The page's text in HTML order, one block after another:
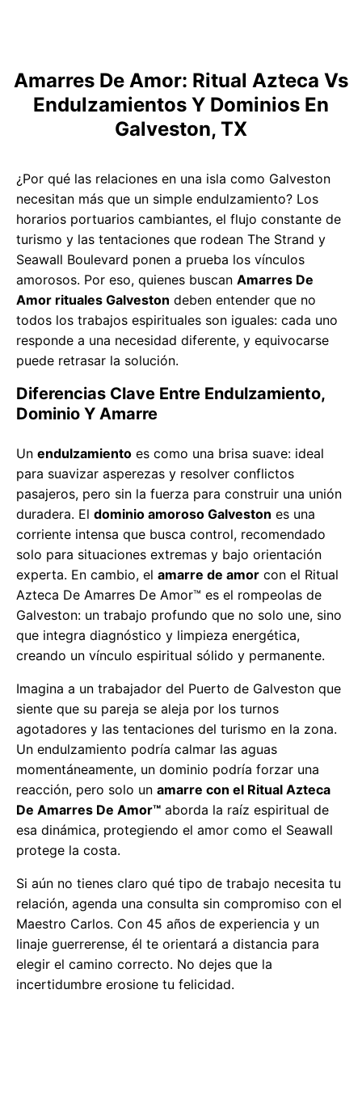
Amarres De Amor: Ritual Azteca Vs
Endulzamientos Y Dominios En
Galveston, TX
¿Por qué las relaciones en una isla como Galveston
necesitan más que un simple endulzamiento? Los
horarios portuarios cambiantes, el flujo constante de
turismo y las tentaciones que rodean The Strand y
Seawall Boulevard ponen a prueba los vínculos
amorosos. Por eso, quienes buscan Amarres De
Amor rituales Galveston deben entender que no
todos los trabajos espirituales son iguales: cada uno
responde a una necesidad diferente, y equivocarse
puede retrasar la solución.
Diferencias Clave Entre Endulzamiento,
Dominio Y Amarre
Un endulzamiento es como una brisa suave: ideal
para suavizar asperezas y resolver conflictos
pasajeros, pero sin la fuerza para construir una unión
duradera. El dominio amoroso Galveston es una
corriente intensa que busca control, recomendado
solo para situaciones extremas y bajo orientación
experta. En cambio, el amarre de amor con el Ritual
Azteca De Amarres De Amor™ es el rompeolas de
Galveston: un trabajo profundo que no solo une, sino
que integra diagnóstico y limpieza energética,
creando un vínculo espiritual sólido y permanente.
Imagina a un trabajador del Puerto de Galveston que
siente que su pareja se aleja por los turnos
agotadores y las tentaciones del turismo en la zona.
Un endulzamiento podría calmar las aguas
momentáneamente, un dominio podría forzar una
reacción, pero solo un amarre con el Ritual Azteca
De Amarres De Amor™ aborda la raíz espiritual de
esa dinámica, protegiendo el amor como el Seawall
protege la costa.
Si aún no tienes claro qué tipo de trabajo necesita tu
relación, agenda una consulta sin compromiso con el
Maestro Carlos. Con 45 años de experiencia y un
linaje guerrerense, él te orientará a distancia para
elegir el camino correcto. No dejes que la
incertidumbre erosione tu felicidad.